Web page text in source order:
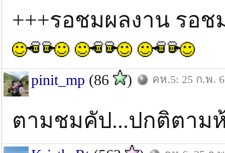
+++รอชมผลงาน รอ
pinit_mp (86 ) คห.5: 25 ก.พ.
ตามชมคัป...ปกติตาม